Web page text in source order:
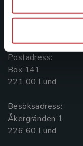
Kontakta oss
Postadress:
Box 141
221 00 Lund
Besöksadress:
Åkergränden 1